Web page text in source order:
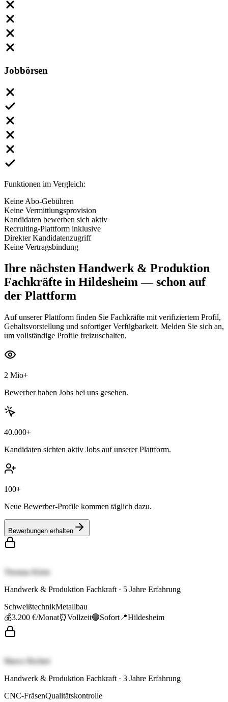
Jobbörsen
Funktionen im Vergleich:
Keine Abo-Gebühren
Keine Vermittlungsprovision
Kandidaten bewerben sich aktiv
Recruiting-Plattform inklusive
Direkter Kandidatenzugriff
Keine Vertragsbindung
Ihre nächsten Handwerk & Produktion
Fachkräfte in Hildesheim— schon auf
der Plattform
Auf unserer Plattform finden Sie Fachkräfte mit verifiziertem Profil,
Gehaltsvorstellung und sofortiger Verfügbarkeit. Melden Sie sich an,
um vollständige Profile freizuschalten.
2 Mio+
Bewerber haben Jobs bei uns gesehen.
40.000+
Kandidaten sichten aktiv Jobs auf unserer Plattform.
100+
Neue Bewerber-Profile kommen täglich dazu.
Bewerbungen erhalten
Thomas Klein
Handwerk & Produktion Fachkraft · 5 Jahre Erfahrung
SchweißtechnikMetallbau
💰3.200 €/Monat⏰Vollzeit🟢Sofort 📍Hildesheim
Marco Richter
Handwerk & Produktion Fachkraft · 3 Jahre Erfahrung
CNC-FräsenQualitätskontrolle